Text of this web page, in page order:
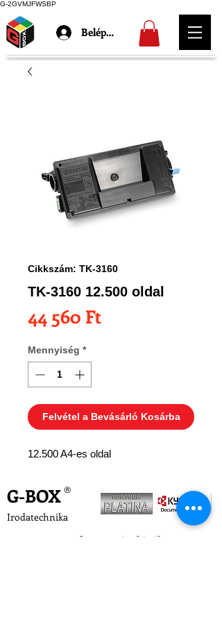
G-2GVMJFWSBP
Belépés
Cikkszám: TK-3160
TK-3160 12.500 oldal
44 560 FtÁr
Mennyiség *
Felvétel a Bevásárló Kosárba
12.500 A4-es oldal
G-BOX
Irodatechnika
®
A G-Box Kft. 2004. óta kínál gyors,